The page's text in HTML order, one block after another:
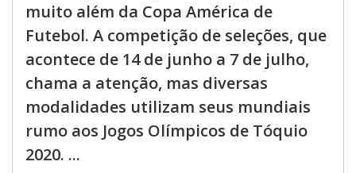
muito além da Copa América de
Futebol. A competição de seleções, que
acontece de 14 de junho a 7 de julho,
chama a atenção, mas diversas
modalidades utilizam seus mundiais
rumo aos Jogos Olímpicos de Tóquio
2020. ...